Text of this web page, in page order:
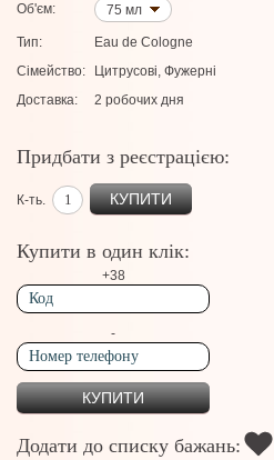
Об'єм: 75 мл
Тип:
Eau de Cologne
Сімейство:
Цитрусові, Фужерні
Доставка:
2 робочих дня
Придбати з реєстрацією:
К-ть. КУПИТИ
Купити в один клік:
+38
-
Додати до списку бажань: